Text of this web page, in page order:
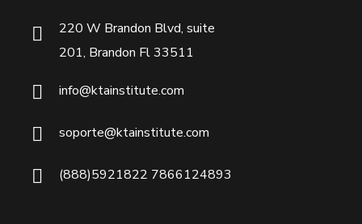
220 W Brandon Blvd, suite
201, Brandon Fl 33511
info@ktainstitute.com
soporte@ktainstitute.com
(888)5921822 7866124893